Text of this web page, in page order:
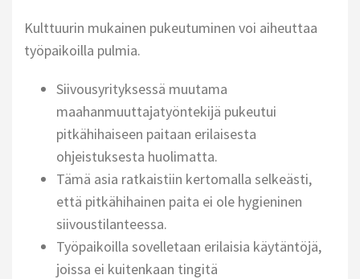
Kulttuurin mukainen pukeutuminen voi aiheuttaa
työpaikoilla pulmia.
Siivousyrityksessä muutama
maahanmuuttajatyöntekijä pukeutui
pitkähihaiseen paitaan erilaisesta
ohjeistuksesta huolimatta.
Tämä asia ratkaistiin kertomalla selkeästi,
että pitkähihainen paita ei ole hygieninen
siivoustilanteessa.
Työpaikoilla sovelletaan erilaisia käytäntöjä,
joissa ei kuitenkaan tingitä